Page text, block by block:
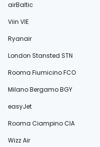
airBaltic
Viin VIE
Ryanair
London Stansted STN
Rooma Fiumicino FCO
Milano Bergamo BGY
easyJet
Rooma Ciampino CIA
Wizz Air